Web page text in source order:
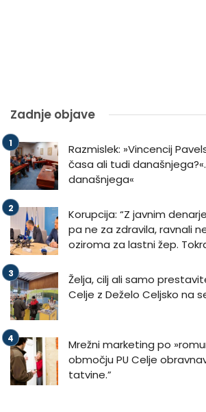
Zadnje objave
Razmislek: »Vincencij
časa ali tudi
današnjega«
Korupcija: “Z javnim
pa ne za zdravila, ravnali
oziroma za lastni žep.
Želja, cilj ali samo
Celje z Deželo Celjsko na
Mrežni marketing po
območju PU Celje
tatvine.”